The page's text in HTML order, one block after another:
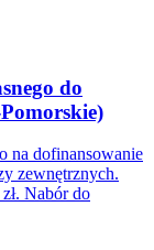
do
na dofinansowanie
zewnętrznych.
Nabór do